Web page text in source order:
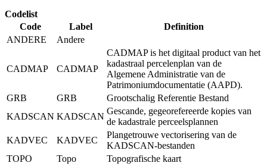
Codelist
Code
Label
Definition
ANDERE
Andere
CADMAP CADMAP
CADMAP is het digitaal product van het
kadastraal percelenplan van de
Algemene Administratie van de
Patrimoniumdocumentatie (AAPD).
GRB
GRB
Grootschalig Referentie Bestand
KADSCAN KADSCAN
Gescande, gegeorefereerde kopies van
de kadastrale perceelsplannen
KADVEC
KADVEC
Plangetrouwe vectorisering van de
KADSCAN-bestanden
TOPO
Topo
Topografische kaart